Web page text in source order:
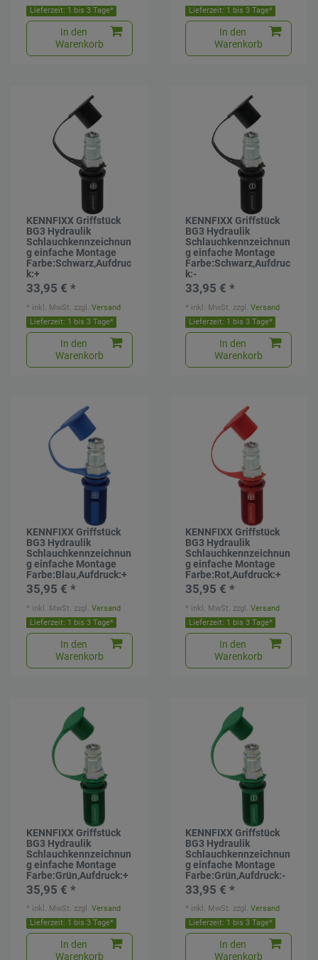
Lieferzeit: 1 bis 3 Tage*
In den
Warenkorb
Lieferzeit: 1 bis 3 Tage*
In den
Warenkorb
KENNFIXX Griffstück
BG3 Hydraulik
Schlauchkennzeichnun
g einfache Montage
Farbe:Schwarz,Aufdruc
k:+
33,95 € *
Lieferzeit: 1 bis 3 Tage*
In den
Warenkorb
* inkl. MwSt. zzgl.Versand
KENNFIXX Griffstück
BG3 Hydraulik
Schlauchkennzeichnun
g einfache Montage
Farbe:Schwarz,Aufdruc
k:-
33,95 € *
Lieferzeit: 1 bis 3 Tage*
In den
Warenkorb
* inkl. MwSt. zzgl.Versand
KENNFIXX Griffstück
BG3 Hydraulik
Schlauchkennzeichnun
g einfache Montage
Farbe:Blau,Aufdruck:+
35,95 € *
Lieferzeit: 1 bis 3 Tage*
In den
Warenkorb
* inkl. MwSt. zzgl.Versand
KENNFIXX Griffstück
BG3 Hydraulik
Schlauchkennzeichnun
g einfache Montage
Farbe:Rot,Aufdruck:+
35,95 € *
Lieferzeit: 1 bis 3 Tage*
In den
Warenkorb
* inkl. MwSt. zzgl.Versand
KENNFIXX Griffstück
BG3 Hydraulik
Schlauchkennzeichnun
g einfache Montage
Farbe:Grün,Aufdruck:+
35,95 € *
Lieferzeit: 1 bis 3 Tage*
In den
Warenkorb
* inkl. MwSt. zzgl.Versand
KENNFIXX Griffstück
BG3 Hydraulik
Schlauchkennzeichnun
g einfache Montage
Farbe:Grün,Aufdruck:-
33,95 € *
Lieferzeit: 1 bis 3 Tage*
In den
Warenkorb
* inkl. MwSt. zzgl.Versand